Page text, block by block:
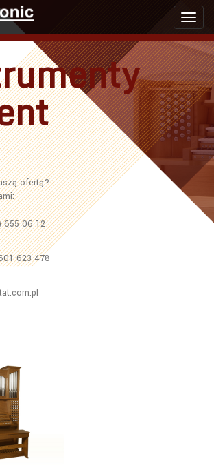
ofertą?
655 06 12
623 478